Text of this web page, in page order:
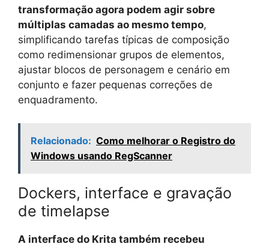
transformação agora podem agir sobre
múltiplas camadas ao mesmo tempo,
simplificando tarefas típicas de composição
como redimensionar grupos de elementos,
ajustar blocos de personagem e cenário em
conjunto e fazer pequenas correções de
enquadramento.
Relacionado: Como melhorar o Registro do
Windows usando RegScanner
Dockers, interface e gravação
de timelapse
A interface do Krita também recebeu